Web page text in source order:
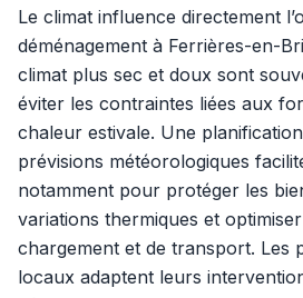
Le climat influence directement
déménagement à Ferrières-en-
climat plus sec et doux sont
éviter les contraintes liées aux
chaleur estivale. Une
prévisions météorologiques
notamment pour protéger les
variations thermiques et
chargement et de transport. Les
locaux adaptent leurs